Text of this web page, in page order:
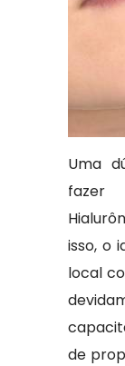
Uma
fazer
isso, o
local
de